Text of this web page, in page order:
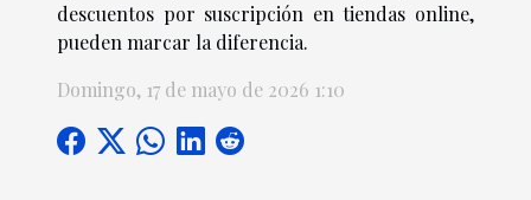
descuentos por suscripción en tiendas online,
pueden marcar la diferencia.
Domingo, 17 de mayo de 2026 1:10